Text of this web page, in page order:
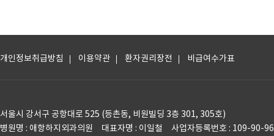
개인정보취급방침 이용약관 환자권리장전 비급여수가표
서울시 강서구 공항대로 525 (등촌동, 비원빌딩 3층 301, 305호)
병원명 : 애항하지외과의원 대표자명 : 이일철 사업자등록번호 : 109-